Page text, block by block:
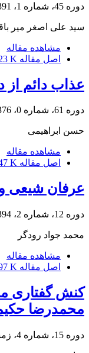
دوره 45، شماره 1، 1391، صفحه
سید علی اصغر میر
مشاهده مقاله
اصل مقاله K
عذاب دائم از
دوره 61، شماره 0، 1376
حسن ابراهیمی
مشاهده مقاله
اصل مقاله K
عرفان شیعی
دوره 12، شماره 2، 1394، صفحه
محمد جواد رودگر
مشاهده مقاله
اصل مقاله K
کنش گفتاری
محمدرضا
دوره 15، شماره 4، زمستان 1404، صفحه